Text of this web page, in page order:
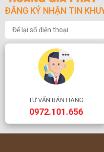
ĐĂNG KÝ NHẬN TIN
TƯ VẤN BÁN HÀNG
0972.101.656